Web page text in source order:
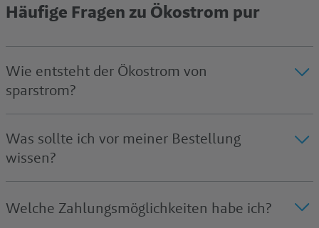
Häufige Fragen zu Ökostrom pur
Wie entsteht der Ökostrom von
sparstrom?
Was sollte ich vor meiner Bestellung
wissen?
Welche Zahlungsmöglichkeiten habe ich?